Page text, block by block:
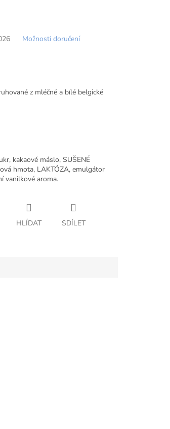
Možnosti doručení
z mléčné a bílé belgické
kakaové máslo, SUŠENÉ
hmota, LAKTÓZA, emulgátor
vanilkové aroma.
HLÍDAT SDÍLET